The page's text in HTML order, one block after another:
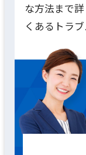
な方法まで
くあるトラ